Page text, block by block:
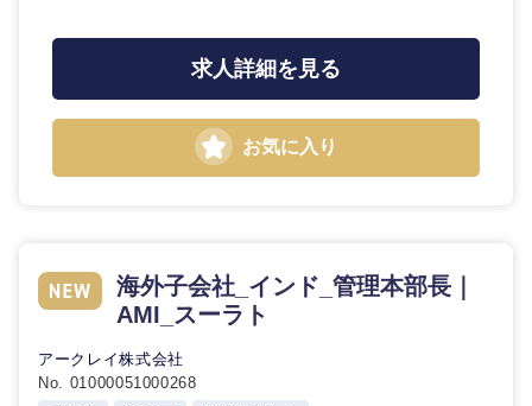
神奈川県
求人詳細を見る
お気に入り
海外子会社_インド_管理本部長｜
AMI_スーラト
アークレイ株式会社
No. 01000051000268